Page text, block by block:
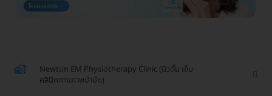
Newton EM Physiotherapy Clinic (นิวตั้น เอ็ม
คลินิกกายภาพบำบัด)